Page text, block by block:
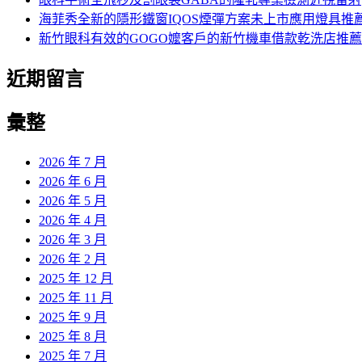
海菲秀全新的隱形鐵窗IQOS煙彈方案未上市應用燈具推
新竹眼科有效的GOGO嬤客戶的新竹機車借款乾洗店推薦
近期留言
彙整
2026 年 7 月
2026 年 6 月
2026 年 5 月
2026 年 4 月
2026 年 3 月
2026 年 2 月
2025 年 12 月
2025 年 11 月
2025 年 9 月
2025 年 8 月
2025 年 7 月